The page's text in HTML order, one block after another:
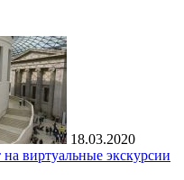
18.03.2020
виртуальные экскурсии